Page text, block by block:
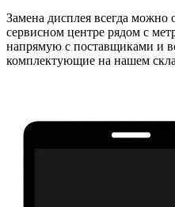
Замена дисплея всегда можно
сервисном центре рядом с
напрямую с поставщиками и
комплектующие на нашем